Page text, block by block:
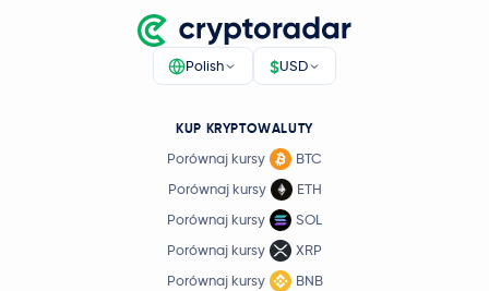
Polish $USD
KUP KRYPTOWALUTY
Porównaj kursy
BTC
Porównaj kursy
ETH
Porównaj kursy
SOL
Porównaj kursy
XRP
Porównaj kursy
BNB